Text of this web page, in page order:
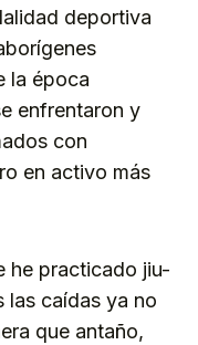
deportiva
la época
enfrentaron y
con
en activo más
he practicado jiu-
las caídas ya no
que antaño,